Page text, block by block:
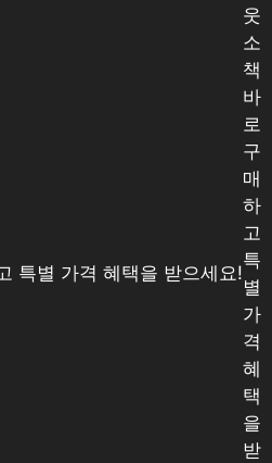
웃
소
책
바
로
구
매
하
고
특
별
가
격
혜
택
을
받